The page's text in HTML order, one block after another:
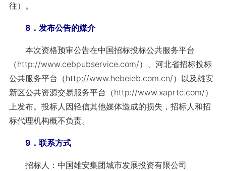
往）。
8．发布公告的媒介
本次资格预审公告在中国招标投标公共服务平台
（http://www.cebpubservice.com/）、河北省招标投标
公共服务平台（http://www.hebeieb.com.cn/）以及雄安
新区公共资源交易服务平台（http://www.xaprtc.com/）
上发布。投标人因轻信其他媒体造成的损失，招标人和招
标代理机构概不负责。
9．联系方式
招标人：中国雄安集团城市发展投资有限公司